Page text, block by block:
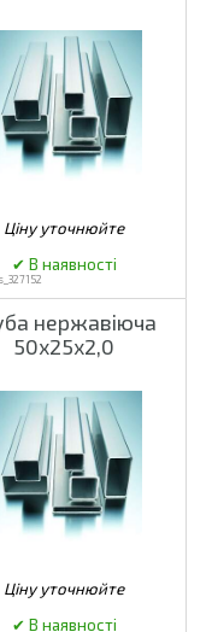
s_327152
нержавіюча
50х25х2,0